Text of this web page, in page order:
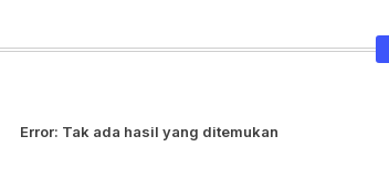
Error: Tak ada hasil yang ditemukan